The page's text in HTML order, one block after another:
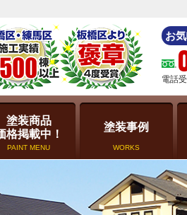
お
電話
塗装商品
格掲載中！
PAINT MENU
塗装事例
WORKS